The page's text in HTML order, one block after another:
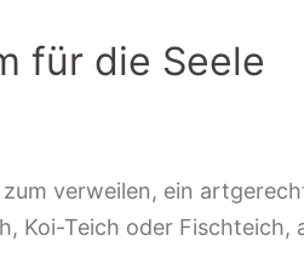
für die Seele
verweilen, ein
Koi-Teich oder Fischteich,